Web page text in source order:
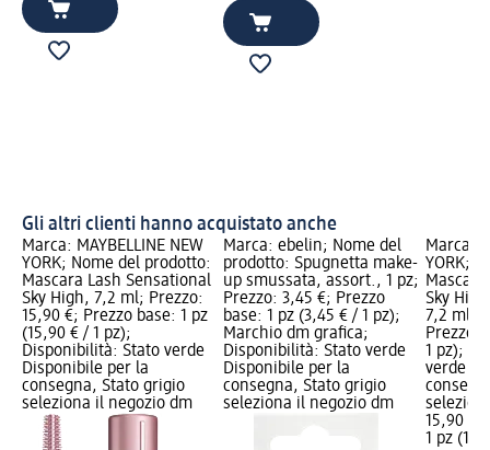
Gli altri clienti hanno acquistato anche
Marca: MAYBELLINE NEW
YORK; Nome del prodotto:
Mascara Lash Sensational
Sky High, 7,2 ml; Prezzo:
15,90 €; Prezzo base: 1 pz
(15,90 € / 1 pz);
Disponibilità: Stato verde
Disponibile per la
consegna, Stato grigio
seleziona il negozio dm
Marca: ebelin; Nome del
prodotto: Spugnetta make-
up smussata, assort., 1 pz;
Prezzo: 3,45 €; Prezzo
base: 1 pz (3,45 € / 1 pz);
Marchio dm grafica;
Disponibilità: Stato verde
Disponibile per la
consegna, Stato grigio
seleziona il negozio dm
Marca:
YORK;
Sky
7,2 ml;
Prezzo
1 pz);
verde
15,90 €
1 pz